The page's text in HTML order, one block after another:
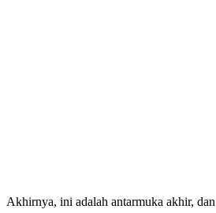
Akhirnya, ini adalah antarmuka akhir,